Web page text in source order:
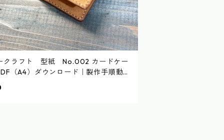
クラフト 型紙 No.002 カードケー
（A4）ダウンロード｜製作手順動画